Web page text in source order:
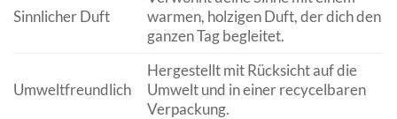
Sinnlicher Duft
warmen, holzigen Duft, der dich den
ganzen Tag begleitet.
Umweltfreundlich
Hergestellt mit Rücksicht auf die
Umwelt und in einer recycelbaren
Verpackung.